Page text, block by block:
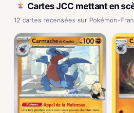
Cartes JCC mettant en
12 cartes recensées sur Pokémon-